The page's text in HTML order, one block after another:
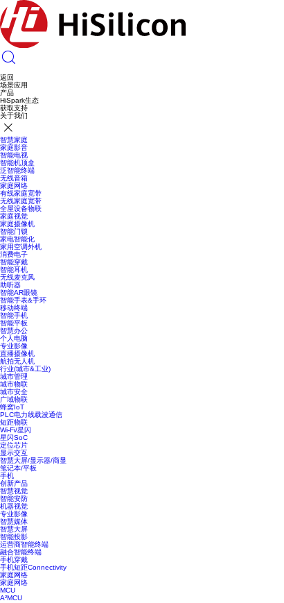
返回
场景应用
产品
HiSpark生态
获取支持
关于我们
智慧家庭
家庭影音
智能电视
智能机顶盒
泛智能终端
无线音箱
家庭网络
有线家庭宽带
无线家庭宽带
全屋设备物联
家庭视觉
家庭摄像机
智能门锁
家电智能化
家用空调外机
消费电子
智能穿戴
智能耳机
无线麦克风
助听器
智能AR眼镜
智能手表&手环
移动终端
智能手机
智能平板
智慧办公
个人电脑
专业影像
直播摄像机
航拍无人机
行业(城市&工业)
城市管理
城市物联
城市安全
广域物联
蜂窝IoT
PLC电力线载波通信
短距物联
Wi-Fi/星闪
星闪SoC
定位芯片
显示交互
智慧大屏/显示器/商显
笔记本/平板
手机
创新产品
智慧视觉
智能安防
机器视觉
专业影像
智慧媒体
智慧大屏
智能投影
运营商智能终端
融合智能终端
手机穿戴
手机短距Connectivity
家庭网络
家庭网络
MCU
A²MCU